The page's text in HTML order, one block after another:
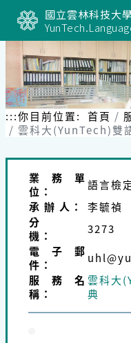
區
塊
國立雲林科技大
:::你目前位置: 首頁
雲科大(YunTech)雙
業務單
位：
語言檢
承 辦 人：
李毓禎
分
機：
3273
電子郵
件：
服務名
稱：
雲科大
典